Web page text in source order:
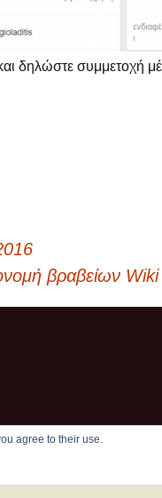
δηλώστε συμμετοχή
βραβείων
agree to their use.